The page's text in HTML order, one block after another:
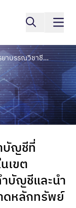
จรรยาบรรณวิชาชีพของผู้ทำบัญชีที่ปฏิบัติงานในสำนักงานบัญชีในเขตกรุงเทพมหานครต่อการจัดทำบัญชีและนำเสนองบการเงินที่อยู่นอกตลาดหลักทรัพย์แห่งประเทศไทย
บัญชีที่
เขต
บัญชีและนำ
ดหลักทรัพย์